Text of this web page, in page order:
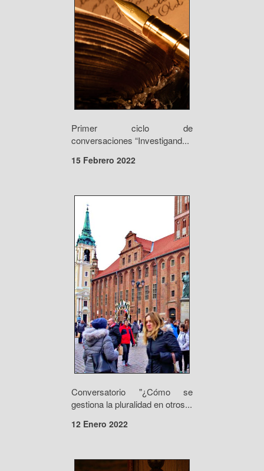
Primer ciclo de
conversaciones “Investigand...
15 Febrero 2022
Conversatorio "¿Cómo se
gestiona la pluralidad en otros...
12 Enero 2022